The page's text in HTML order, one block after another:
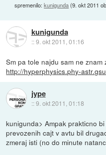
spremenilo:kunigunda(9. okt 2011
kunigunda
::9. okt 2011, 01:16
Sm pa tole najdu sam ne znam
http://hyperphysics.phy-
jype
::9. okt 2011, 01:18
kunigunda> Ampak prakticno
prevozenih cajt v avtu bil
zmeraj isti (no do minute